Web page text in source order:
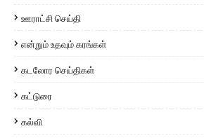
ஊராட்சி செய்தி
என்றும் உதவும் கரங்கள்
கடலோர செய்திகள்
கட்டுரை
கல்வி